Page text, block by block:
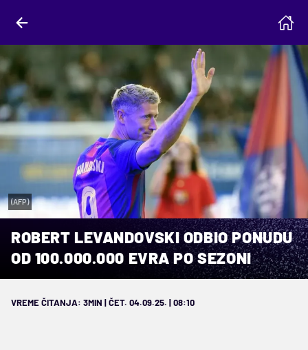
(AFP)
ROBERT LEVANDOVSKI ODBIO PONUDU
OD 100.000.000 EVRA PO SEZONI
VREME ČITANJA: 3MIN | ČET. 04.09.25. | 08:10